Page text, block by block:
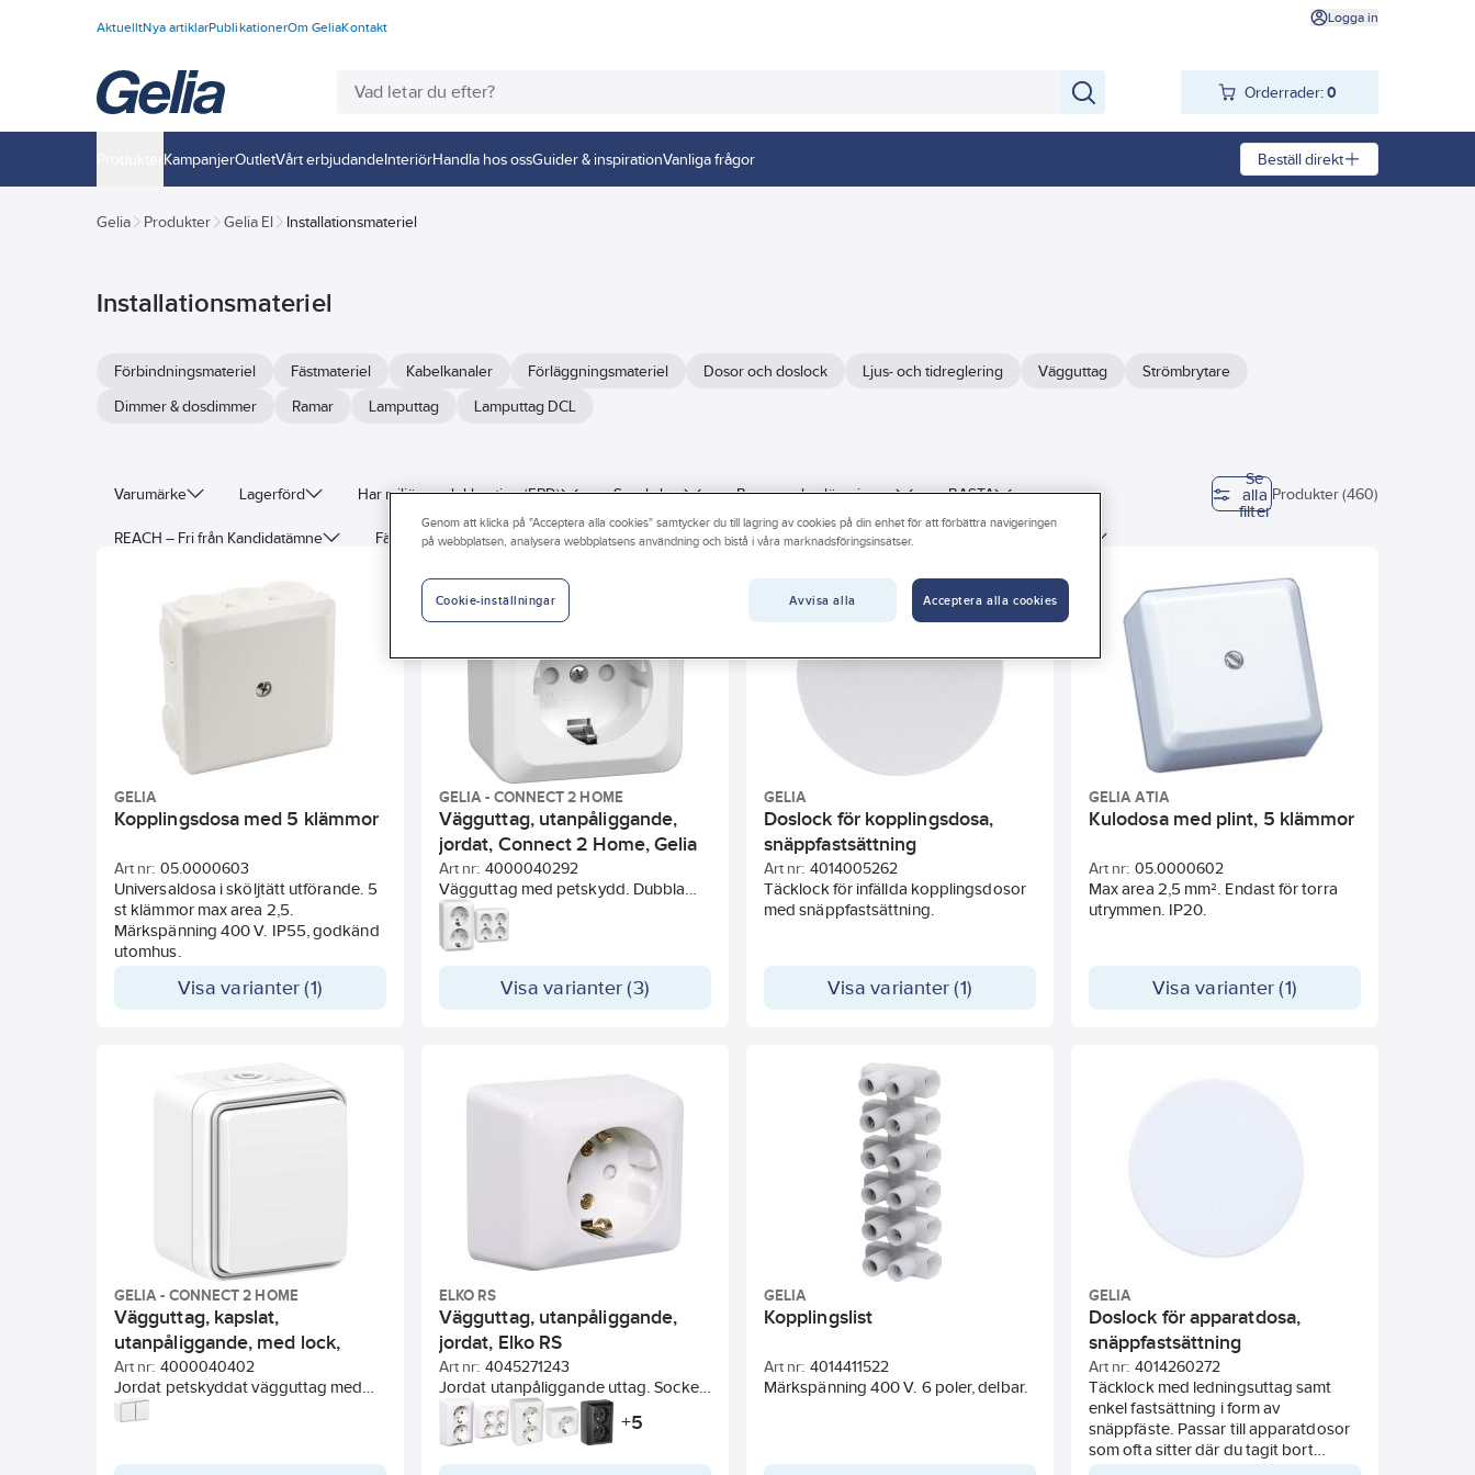
AktuelltNya artiklarPublikationerOm GeliaKontakt
Logga in
Orderrader: 0
KampanjerOutletVårt erbjudandeInteriörHandla hos ossGuider & inspirationVanliga frågor Beställ direkt
Gelia Produkter Gelia El Installationsmateriel
Installationsmateriel
Förbindningsmateriel Fästmateriel Kabelkanaler Förläggningsmateriel Dosor och doslock Ljus- och tidreglering Vägguttag
Strömbrytare
Dimmer & dosdimmer
Ramar Lamputtag Lamputtag DCL
Varumärke Lagerförd Har miljövarudeklaration (EPD) Sunda hus Byggvarubedömningen BASTA
REACH – Fri från Kandidatämne Färg Färg Serie Monteringsmetod Antal enheter
RAL-nummer (liknande) Märkspänning Lämplig för kapslingsklass (IP)
Typ av fastsättning Enhetens djup Djup
Se
alla
filter
Produkter (460)
GELIA
Kopplingsdosa med 5 klämmor
Art nr: 05.0000603
Universaldosa i sköljtätt utförande. 5
st klämmor max area 2,5.
Märkspänning 400 V. IP55, godkänd
utomhus.
Visa varianter (1)
GELIA - CONNECT 2 HOME
Vägguttag, utanpåliggande,
jordat, Connect 2 Home, Gelia
Art nr: 4000040292
Vägguttag med petskydd. Dubbla
anslutningar per skruvtillkoppling.
Bottenplattan har
ursparingsmarkeringar för 16 mm rör.
skandinavisk design och ett modernt
Användarvänliga produkter som är
enkla att installera. 5 års garanti.
Visa varianter (3)
GELIA
Doslock för kopplingsdosa,
snäppfastsättning
Art nr: 4014005262
Täcklock för infällda kopplingsdosor
med snäppfastsättning.
Visa varianter (1)
GELIA ATIA
Kulodosa med plint, 5 klämmor
Art nr: 05.0000602
Max area 2,5 mm². Endast för torra
utrymmen. IP20.
Visa varianter (1)
GELIA - CONNECT 2 HOME
Vägguttag, kapslat,
utanpåliggande, med lock,
Connect 2 Home, Gelia
Art nr: 4000040402
Jordat petskyddat vägguttag med
självstängande lock. Montering
utomhus skall föregås av
ELKO RS
Vägguttag, utanpåliggande,
jordat, Elko RS
Art nr: 4045271243
Jordat utanpåliggande uttag. Sockel,
lock och bottenplatta av halogenfri
termoplast. Dubbla anslutningar per
skruvtillkoppling. Bottenplattan har
+5
GELIA
Kopplingslist
Art nr: 4014411522
Märkspänning 400 V. 6 poler, delbar.
GELIA
Doslock för apparatdosa,
snäppfastsättning
Art nr: 4014260272
Täcklock med ledningsuttag samt
enkel fastsättning i form av
snäppfäste. Passar till apparatdosor
som ofta sitter där du tagit bort
Genom att klicka på "Acceptera alla cookies" samtycker du till lagring av cookies på din enhet för att förbättra navigeringen
på webbplatsen, analysera webbplatsens användning och bistå i våra marknadsföringsinsatser.
Avvisa alla Acceptera alla cookies
Cookie-inställningar